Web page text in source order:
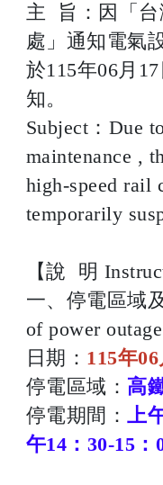
主 旨：因「台
處」通知電氣
於115年06月
知。
Subject：Due
maintenance ,
high-speed rail
temporarily
【說 明
一、停電區域
of power outage
日期： 115年
停電區域： 高
停電期間： 上
午14：30-15：